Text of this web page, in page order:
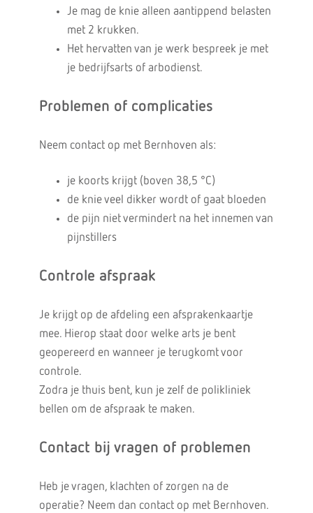
Je mag de knie alleen aantippend belasten
met 2 krukken.
Het hervatten van je werk bespreek je met
je bedrijfsarts of arbodienst.
Problemen of complicaties
Neem contact op met Bernhoven als:
je koorts krijgt (boven 38,5 °C)
de knie veel dikker wordt of gaat bloeden
de pijn niet vermindert na het innemen van
pijnstillers
Controle afspraak
Je krijgt op de afdeling een afsprakenkaartje
mee. Hierop staat door welke arts je bent
geopereerd en wanneer je terugkomt voor
controle.
Zodra je thuis bent, kun je zelf de polikliniek
bellen om de afspraak te maken.
Contact bij vragen of problemen
Heb je vragen, klachten of zorgen na de
operatie? Neem dan contact op met Bernhoven.